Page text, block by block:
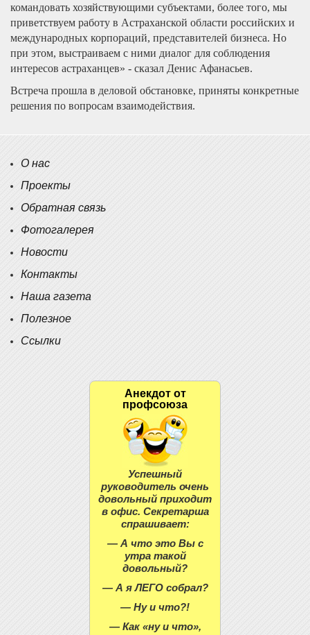
командовать хозяйствующими субъектами, более того, мы
приветствуем работу в Астраханской области российских и
международных корпораций, представителей бизнеса. Но
при этом, выстраиваем с ними диалог для соблюдения
интересов астраханцев» - сказал Денис Афанасьев.
Встреча прошла в деловой обстановке, приняты конкретные
решения по вопросам взаимодействия.
О нас
Проекты
Обратная связь
Фотогалерея
Новости
Контакты
Наша газета
Полезное
Ссылки
Анекдот от
профсоюза
Успешный
руководитель очень
довольный приходит
в офис. Секретарша
спрашивает:
— А что это Вы с
утра такой
довольный?
— А я ЛЕГО собрал?
— Ну и что?!
— Как «ну и что»,